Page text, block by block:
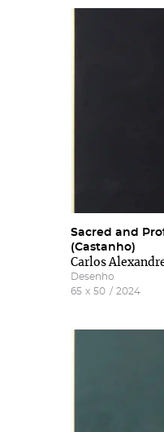
Sacred and
(Castanho)
Carlos
Desenho
65 x 50 / 2024